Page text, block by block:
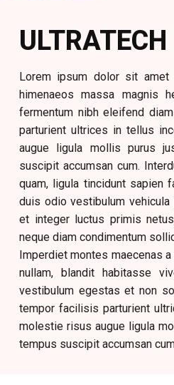
ULTRATECH ​
Lorem ipsum dolor sit amet
himenaeos massa magnis
fermentum nibh eleifend
parturient ultrices in tellus
augue ligula mollis purus
suscipit accumsan cum.
quam, ligula tincidunt sapien
duis odio vestibulum
et integer luctus primis
neque diam condimentum
Imperdiet montes maecenas
nullam, blandit habitasse
vestibulum egestas et non
tempor facilisis parturient
molestie risus augue ligula
tempus suscipit accumsan